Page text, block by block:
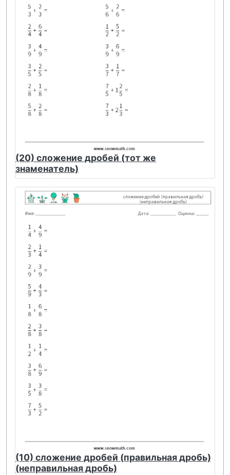
(20) сложение дробей (тот же
знаменатель)
(10) сложение дробей (правильная дробь)
(неправильная дробь)